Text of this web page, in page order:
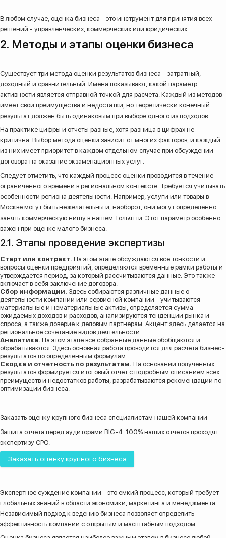
В любом случае, оценка бизнеса - это инструмент для принятия всех
решений - управленческих, коммерческих или юридических.
2. Методы и этапы оценки бизнеса
Существует три метода оценки результатов бизнеса - затратный,
доходный и сравнительный. Имена показывают, какой параметр
активности является отправной точкой для расчета. Каждый из методов
имеет свои преимущества и недостатки, но теоретически конечный
результат должен быть одинаковым при выборе одного из подходов.
На практике цифры и отчеты разные, хотя разница в цифрах не
критична. Выбор метода оценки зависит от многих факторов, и каждый
из них имеет приоритет в каждом отдельном случае при обсуждении
договора на оказание экзаменационных услуг.
Следует отметить, что каждый процесс оценки проводится в течение
ограниченного времени в региональном контексте. Требуется учитывать
особенности региона деятельности. Например, услуги или товары в
Москве могут быть нежелательны и, наоборот, они могут определенно
занять коммерческую нишу в нашем Тольятти. Этот параметр особенно
важен при оценке малого бизнеса.
2.1. Этапы проведение экспертизы
Старт или контракт. На этом этапе обсуждаются все тонкости и
вопросы оценки предприятий, определяются временные рамки работы и
утверждается период, за который рассчитываются данные. Это также
включает в себя заключение договора.
Сбор информации. Здесь собираются различные данные о
деятельности компании или сервисной компании - учитываются
материальные и нематериальные активы, определяется сумма
ожидаемых доходов и расходов, анализируются тенденции рынка и
спроса, а также доверие к деловым партнерам. Акцент здесь делается на
региональное сочетание видов деятельности.
Аналитика. На этом этапе все собранные данные обобщаются и
обрабатываются. Здесь основная работа проводится для расчета бизнес-
результатов по определенным формулам.
Сводка и отчетность по результатам. На основании полученных
результатов формируется итоговый отчет с подробным описанием всех
преимуществ и недостатков работы, разрабатываются рекомендации по
оптимизации бизнеса.
Заказать оценку крупного бизнеса специалистам нашей компании
Защита отчета перед аудиторами BIG-4. 100% наших отчетов проходят
экспертизу СРО.
Заказать оценку крупного бизнеса
Экспертное суждение компании - это емкий процесс, который требует
глобальных знаний в области экономики, маркетинга и менеджмента.
Независимый подход к ведению бизнеса позволяет определить
эффективность компании с открытым и масштабным подходом.